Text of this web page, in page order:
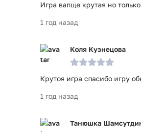
Игра вапще крутая но
1 год назад
Коля Кузнецова
Крутоя игра спасибо игру
1 год назад
Танюшка